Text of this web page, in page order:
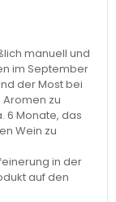
manuell und
im September
der Most bei
zu
6 Monate, das
Wein zu
in der
auf den